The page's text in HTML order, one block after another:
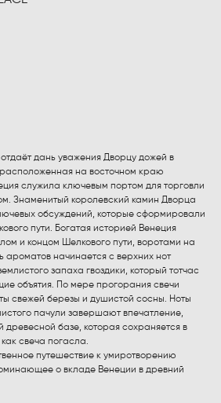
дань уважения Дворцу дожей в
на восточном краю
служила ключевым портом для торговли
Знаменитый королевский камин Дворца
обсуждений, которые сформировали
пути. Богатая историей Венеция
и концом Шелкового пути, воротами на
ароматов начинается с верхних нот
запаха гвоздики, который тотчас
объятия. По мере прогорания свечи
свежей березы и душистой сосны. Ноты
пачули завершают впечатление,
древесной базе, которая сохраняется в
свеча погасла.
путешествие к умиротворению
о вкладе Венеции в древний